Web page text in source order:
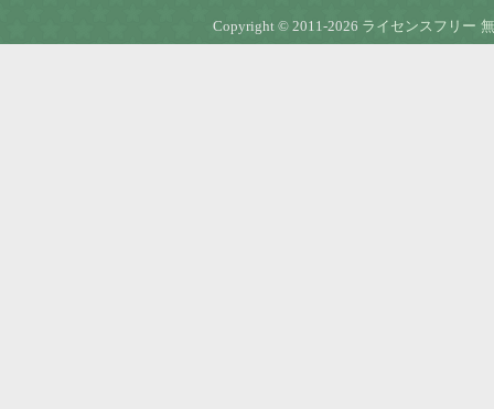
Copyright © 2011-2026 ライセンスフリー